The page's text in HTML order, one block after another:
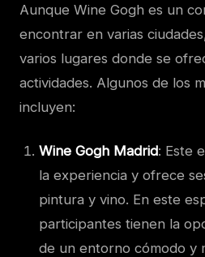
Aunque Wine Gogh es un
encontrar en varias
varios lugares donde se
actividades. Algunos de los
incluyen:
Wine Gogh Madrid: Este
la experiencia y ofrece
pintura y vino. En este
participantes tienen la
de un entorno cómodo y